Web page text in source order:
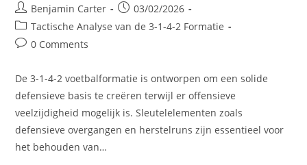
Post
author:
Benjamin Carter
Post
published:
03/02/2026
Post
category:
Tactische Analyse van de 3-1-4-2 Formatie
Post0 Comments
De 3-1-4-2 voetbalformatie is ontworpen om een solide
defensieve basis te creëren terwijl er offensieve
veelzijdigheid mogelijk is. Sleutelelementen zoals
defensieve overgangen en herstelruns zijn essentieel voor
het behouden van…